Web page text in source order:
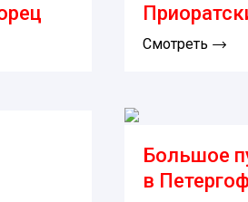
Смотреть
Большое
в